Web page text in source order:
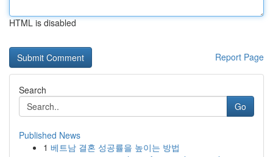
HTML is disabled
Report Page
Search
Go
Published News
1 베트남 결혼 성공률을 높이는 방법